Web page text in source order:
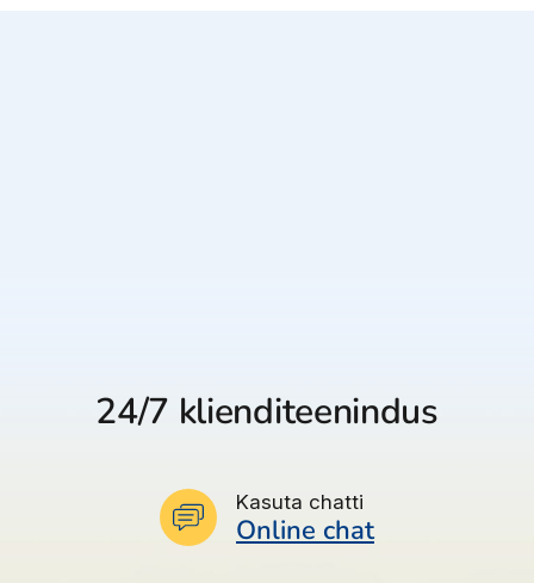
24/7 klienditeenindus
Kasuta chatti
Online chat